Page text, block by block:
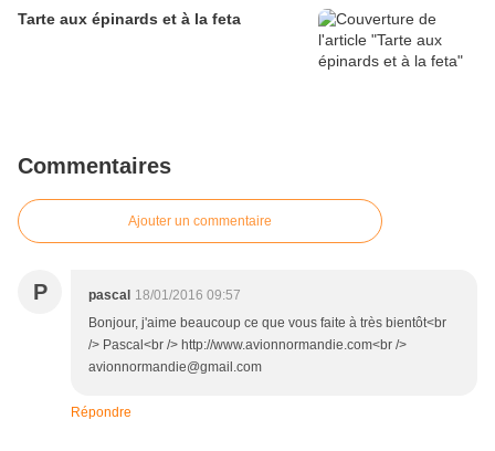
Tarte aux épinards et à la feta
Commentaires
Ajouter un commentaire
P pascal 18/01/2016 09:57
Bonjour, j'aime beaucoup ce que vous faite à très bientôt<br
/> Pascal<br /> http://www.avionnormandie.com<br />
avionnormandie@gmail.com
Répondre